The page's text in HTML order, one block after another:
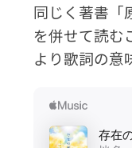
同じく著書「
を併せて読む
より歌詞の意